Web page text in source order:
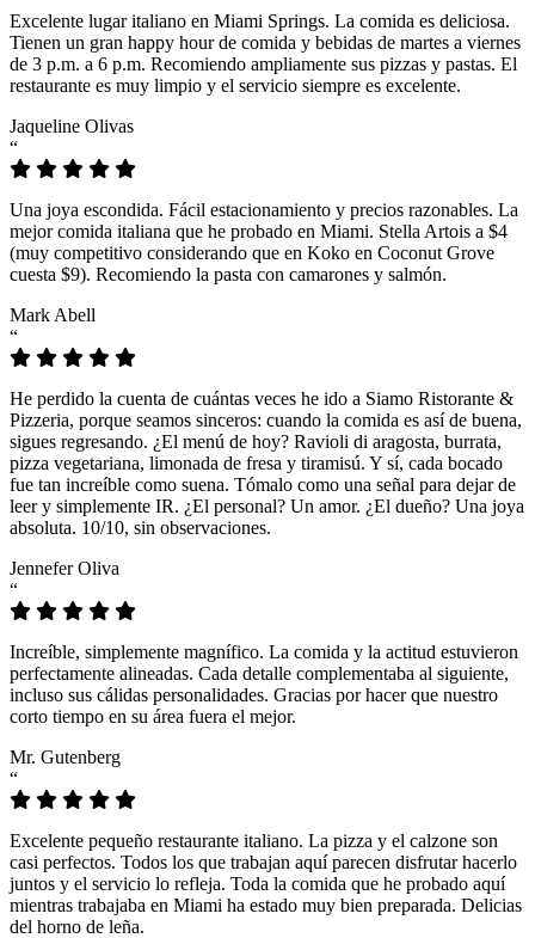
Excelente lugar italiano en Miami Springs. La comida es deliciosa.
Tienen un gran happy hour de comida y bebidas de martes a viernes
de 3 p.m. a 6 p.m. Recomiendo ampliamente sus pizzas y pastas. El
restaurante es muy limpio y el servicio siempre es excelente.
Jaqueline Olivas
“
Una joya escondida. Fácil estacionamiento y precios razonables. La
mejor comida italiana que he probado en Miami. Stella Artois a $4
(muy competitivo considerando que en Koko en Coconut Grove
cuesta $9). Recomiendo la pasta con camarones y salmón.
Mark Abell
“
He perdido la cuenta de cuántas veces he ido a Siamo Ristorante &
Pizzeria, porque seamos sinceros: cuando la comida es así de buena,
sigues regresando. ¿El menú de hoy? Ravioli di aragosta, burrata,
pizza vegetariana, limonada de fresa y tiramisú. Y sí, cada bocado
fue tan increíble como suena. Tómalo como una señal para dejar de
leer y simplemente IR. ¿El personal? Un amor. ¿El dueño? Una joya
absoluta. 10/10, sin observaciones.
Jennefer Oliva
“
Increíble, simplemente magnífico. La comida y la actitud estuvieron
perfectamente alineadas. Cada detalle complementaba al siguiente,
incluso sus cálidas personalidades. Gracias por hacer que nuestro
corto tiempo en su área fuera el mejor.
Mr. Gutenberg
“
Excelente pequeño restaurante italiano. La pizza y el calzone son
casi perfectos. Todos los que trabajan aquí parecen disfrutar hacerlo
juntos y el servicio lo refleja. Toda la comida que he probado aquí
mientras trabajaba en Miami ha estado muy bien preparada. Delicias
del horno de leña.